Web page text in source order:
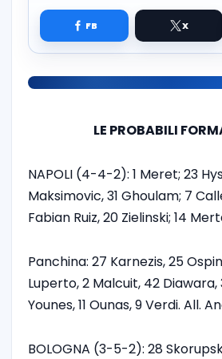
LE PROBABILI
NAPOLI (4-4-2): 1 Meret; 23
Maksimovic, 31 Ghoulam; 7
Fabian Ruiz, 20 Zielinski; 14
Panchina: 27 Karnezis, 25
Luperto, 2 Malcuit, 42 Diawara,
Younes, 11 Ounas, 9 Verdi. All.
BOLOGNA (3-5-2): 28